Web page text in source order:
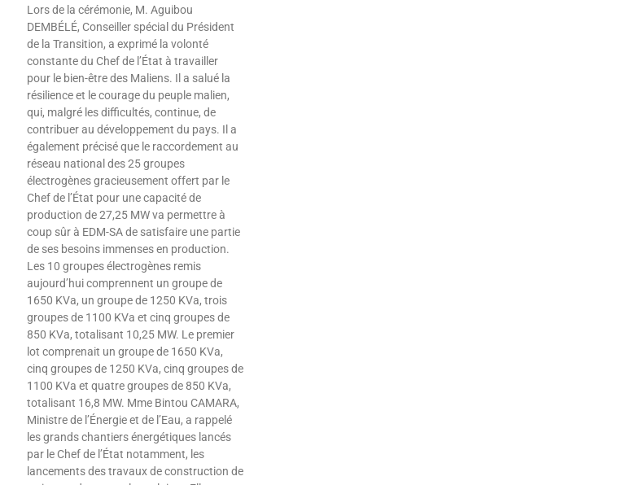
Lors de la cérémonie, M. Aguibou
DEMBÉLÉ, Conseiller spécial du Président
de la Transition, a exprimé la volonté
constante du Chef de l’État à travailler
pour le bien-être des Maliens. Il a salué la
résilience et le courage du peuple malien,
qui, malgré les difficultés, continue, de
contribuer au développement du pays. Il a
également précisé que le raccordement au
réseau national des 25 groupes
électrogènes gracieusement offert par le
Chef de l’État pour une capacité de
production de 27,25 MW va permettre à
coup sûr à EDM-SA de satisfaire une partie
de ses besoins immenses en production.
Les 10 groupes électrogènes remis
aujourd’hui comprennent un groupe de
1650 KVa, un groupe de 1250 KVa, trois
groupes de 1100 KVa et cinq groupes de
850 KVa, totalisant 10,25 MW. Le premier
lot comprenait un groupe de 1650 KVa,
cinq groupes de 1250 KVa, cinq groupes de
1100 KVa et quatre groupes de 850 KVa,
totalisant 16,8 MW. Mme Bintou CAMARA,
Ministre de l’Énergie et de l’Eau, a rappelé
les grands chantiers énergétiques lancés
par le Chef de l’État notamment, les
lancements des travaux de construction de